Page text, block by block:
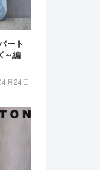
ート
～編
月24日